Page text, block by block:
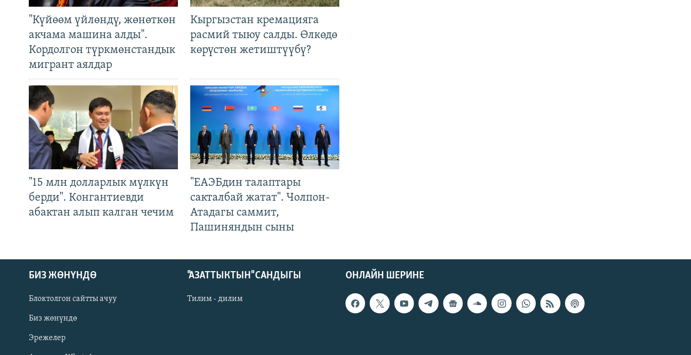
Русский
"Күйөөм үйлөндү, жөнөткөн
акчама машина алды".
Кордолгон түркмөнстандык
мигрант аялдар
Кыргызстан кремацияга
расмий тыюу салды. Өлкөдө
көрүстөн жетиштүүбү?
"15 млн долларлык мүлкүн
берди". Конгантиевди
абактан алып калган чечим
"ЕАЭБдин талаптары
сакталбай жатат". Чолпон-
Атадагы саммит,
Пашиняндын сыны
ОНЛАЙН ШЕРИНЕ
БИЗ ЖӨНҮНДӨ
Блоктолгон сайтты ачуу
Биз жөнүндө
Эрежелер
"АЗАТТЫКТЫН" САНДЫГЫ
Тилим - дилим